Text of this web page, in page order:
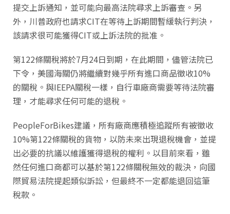
提交上訴通知，並可能向最高法院尋求上訴審查。另
外，川普政府也請求CIT在等待上訴期間暫緩執行判決，
該請求很可能獲得CIT或上訴法院的批准。
第122條關稅將於7月24日到期，在此期間，儘管法院已
下令，美國海關仍將繼續對幾乎所有進口商品徵收10%
的關稅。與IEEPA關稅一樣，自行車廠商需要等待法院審
理，才能尋求任何可能的退稅。
PeopleForBikes建議，所有廠商應積極追蹤所有被徵收
10%第122條關稅的貨物，以防未來出現退稅機會，並提
出必要的抗議以維護獲得退稅的權利。以目前來看，雖
然任何進口商都可以基於第122條關稅無效的裁決，向國
際貿易法院提起類似訴訟，但最終不一定都能退回這筆
稅款。